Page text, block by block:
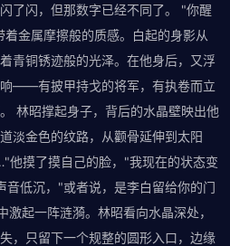
了闪，但那数字已经不同了。 "你醒
金属摩擦般的质感。白起的身影从
青铜锈迹般的光泽。在他身后，又浮
——有披甲持戈的将军，有执卷而立
林昭撑起身子，背后的水晶壁映出他
淡金色的纹路，从颧骨延伸到太阳
摸了摸自己的脸，"我现在的状态变
低沉，"或者说，是李白留给你的门
起一阵涟漪。林昭看向水晶深处，
，只留下一个规整的圆形入口，边缘